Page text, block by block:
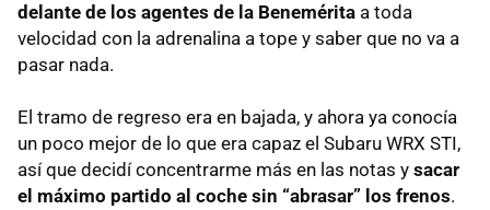
delante de los agentes de la Benemérita a toda
velocidad con la adrenalina a tope y saber que no va a
pasar nada.
El tramo de regreso era en bajada, y ahora ya conocía
un poco mejor de lo que era capaz el Subaru WRX STI,
así que decidí concentrarme más en las notas y sacar
el máximo partido al coche sin “abrasar” los frenos.